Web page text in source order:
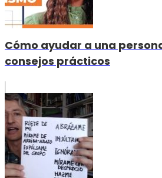
Cómo ayudar a una
consejos prácticos